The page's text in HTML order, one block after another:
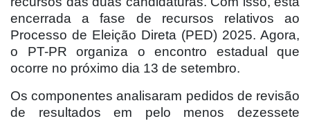
encerrada a fase de recursos relativos ao
Processo de Eleição Direta (PED) 2025. Agora,
o PT-PR organiza o encontro estadual que
ocorre no próximo dia 13 de setembro.
Os componentes analisaram pedidos de revisão
de resultados em pelo menos dezessete